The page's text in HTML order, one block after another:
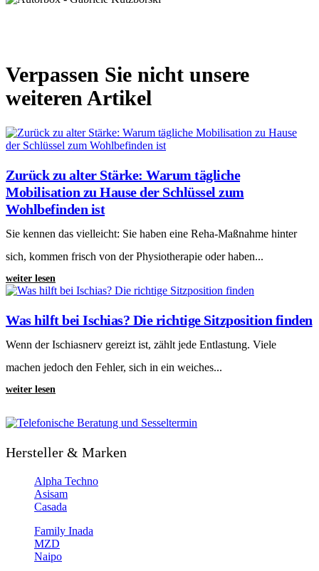
Verpassen Sie nicht unsere
weiteren Artikel
Zurück zu alter Stärke: Warum tägliche
Mobilisation zu Hause der Schlüssel zum
Wohlbefinden ist
Sie kennen das vielleicht: Sie haben eine Reha-Maßnahme hinter
sich, kommen frisch von der Physiotherapie oder haben...
weiter lesen
Was hilft bei Ischias? Die richtige Sitzposition finden
Wenn der Ischiasnerv gereizt ist, zählt jede Entlastung. Viele
machen jedoch den Fehler, sich in ein weiches...
weiter lesen
Hersteller & Marken
Alpha Techno
Asisam
Casada
Family Inada
MZD
Naipo